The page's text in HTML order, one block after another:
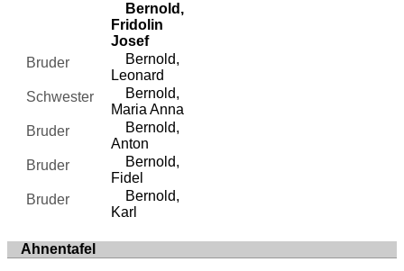
Bernold,
Fridolin
Josef
Bruder
Bernold,
Leonard
Schwester
Bernold,
Maria Anna
Bruder
Bernold,
Anton
Bruder
Bernold,
Fidel
Bruder
Bernold,
Karl
Ahnentafel